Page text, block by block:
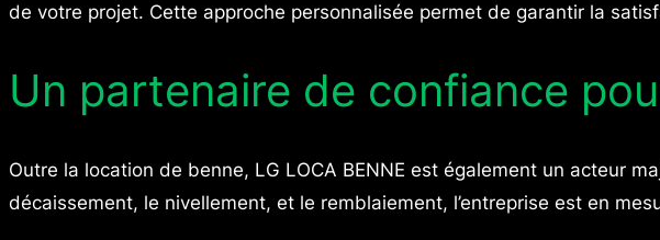
de votre projet. Cette approche personnalisée permet de garantir la
Un partenaire de confiance
Outre la location de benne, LG LOCA BENNE est également un acteur
décaissement, le nivellement, et le remblaiement, l’entreprise est en